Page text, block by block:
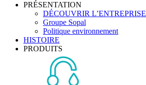
PRÉSENTATION
DÉCOUVRIR L’ENTREPRISE
Groupe Sopal
Politique environnement
HISTOIRE
PRODUITS